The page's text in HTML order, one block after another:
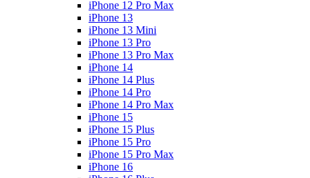
iPhone 12 Pro Max
iPhone 13
iPhone 13 Mini
iPhone 13 Pro
iPhone 13 Pro Max
iPhone 14
iPhone 14 Plus
iPhone 14 Pro
iPhone 14 Pro Max
iPhone 15
iPhone 15 Plus
iPhone 15 Pro
iPhone 15 Pro Max
iPhone 16